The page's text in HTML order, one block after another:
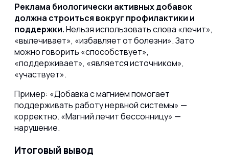
Реклама биологически активных добавок
должна строиться вокруг профилактики и
поддержки.Нельзя использовать слова «лечит»,
«вылечивает», «избавляет от болезни». Зато
можно говорить «способствует»,
«поддерживает», «является источником»,
«участвует».
Пример: «Добавка с магнием помогает
поддерживать работу нервной системы» —
корректно. «Магний лечит бессонницу» —
нарушение.
Итоговый вывод